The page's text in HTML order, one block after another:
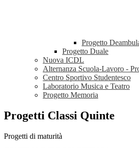
Progetto
Progetto Duale
Nuova ICDL
Alternanza Scuola-Lavoro -
Centro Sportivo Studentesco
Laboratorio Musica e Teatro
Progetto Memoria
Progetti Classi Quinte
Progetti di maturità